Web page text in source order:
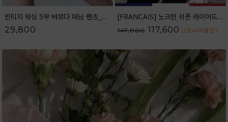
빈티지 워싱 5부 버뮤다 데님 팬츠_52DP598
29,800
[FRANCAIS] 노크턴 쉬폰 레이어드 린넨 자켓_F6S391JK
147,000 117,600 (29,400할인 )